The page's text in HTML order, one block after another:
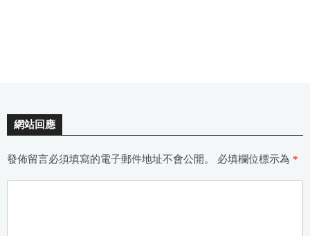
網站回應
發佈留言必須填寫的電子郵件地址不會公開。 必填欄位標示為 *